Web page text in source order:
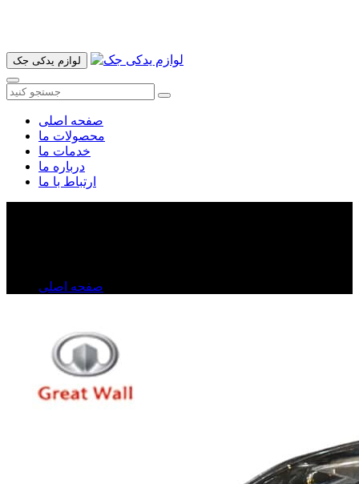
لوازم یدکی جک
صفحه اصلی
محصولات ما
خدمات ما
درباره ما
ارتباط با ما
صفحه اصلی